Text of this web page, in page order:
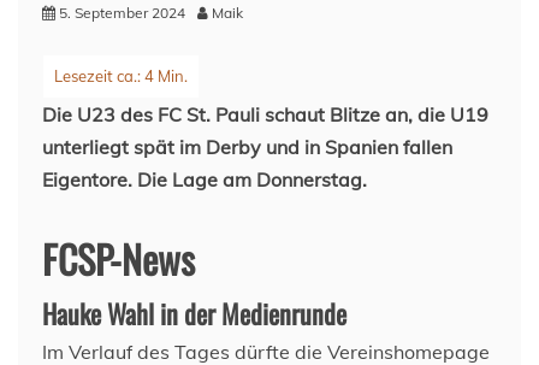
5. September 2024 Maik
Die U23 des FC St. Pauli schaut Blitze an, die U19
unterliegt spät im Derby und in Spanien fallen
Eigentore. Die Lage am Donnerstag.
FCSP-News
Hauke Wahl in der Medienrunde
Im Verlauf des Tages dürfte die Vereinshomepage